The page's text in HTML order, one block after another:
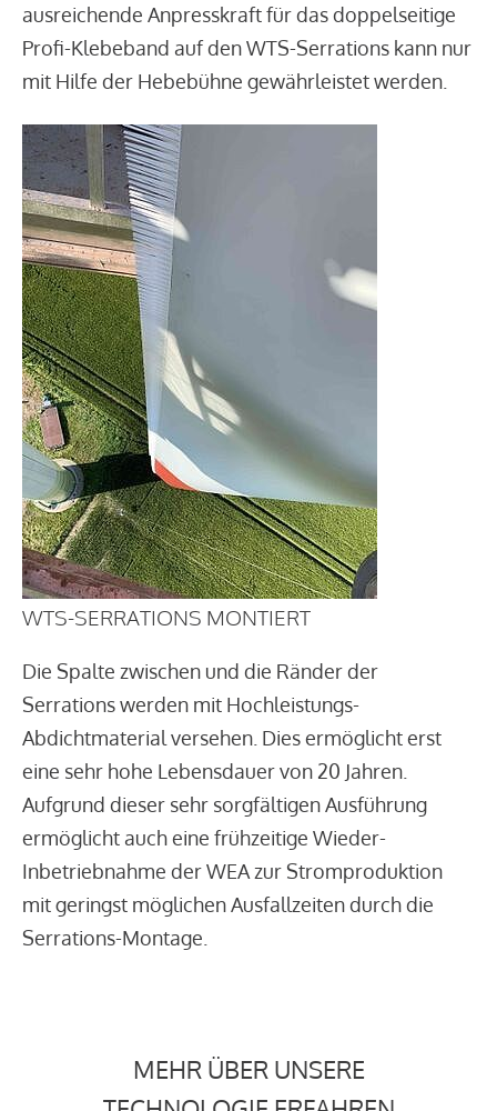
ausreichende Anpresskraft für das doppelseitige
Profi-Klebeband auf den WTS-Serrations kann nur
mit Hilfe der Hebebühne gewährleistet werden.
WTS-SERRATIONS MONTIERT
Die Spalte zwischen und die Ränder der
Serrations werden mit Hochleistungs-
Abdichtmaterial versehen. Dies ermöglicht erst
eine sehr hohe Lebensdauer von 20 Jahren.
Aufgrund dieser sehr sorgfältigen Ausführung
ermöglicht auch eine frühzeitige Wieder-
Inbetriebnahme der WEA zur Stromproduktion
mit geringst möglichen Ausfallzeiten durch die
Serrations-Montage.
MEHR ÜBER UNSERE